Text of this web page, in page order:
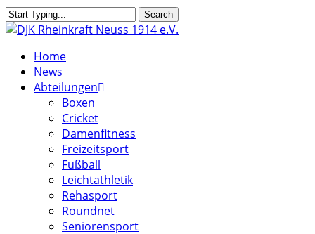
Skip
to
content
Search
Close
search
MenuHome
News
Abteilungen
Boxen
Cricket
Damenfitness
Freizeitsport
Fußball
Leichtathletik
Rehasport
Roundnet
Seniorensport